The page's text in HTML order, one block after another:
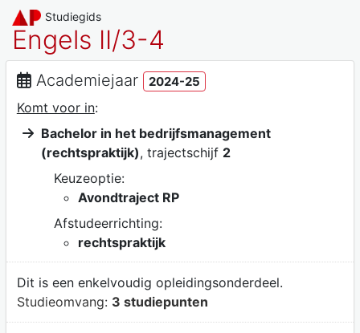
Studiegids
Engels II/3-4
Academiejaar 2024-25
Komt voor in:
Bachelor in het bedrijfsmanagement
(rechtspraktijk), trajectschijf 2
Keuzeoptie:
Avondtraject RP
Afstudeerrichting:
rechtspraktijk
Dit is een enkelvoudig opleidingsonderdeel.
Studieomvang: 3 studiepunten